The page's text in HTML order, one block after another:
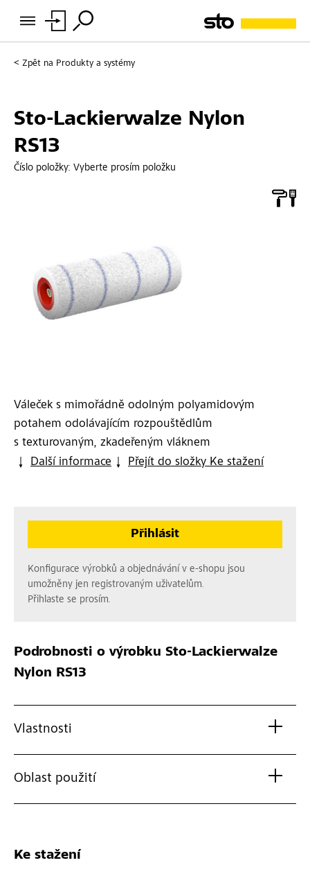
Zpět na Produkty a systémy
Sto-Lackierwalze Nylon
RS13
Číslo položky: Vyberte prosím položku
Váleček s mimořádně odolným polyamidovým
potahem odolávajícím rozpouštědlům
s texturovaným, zkadeřeným vláknem
Další informace
Přejít do složky Ke stažení
Přihlásit
Konfigurace výrobků a objednávání v e-shopu jsou
umožněny jen registrovaným uživatelům.
Přihlaste se prosím.
Podrobnosti o výrobku Sto-Lackierwalze
Nylon RS13
Vlastnosti
Oblast použití
Ke stažení